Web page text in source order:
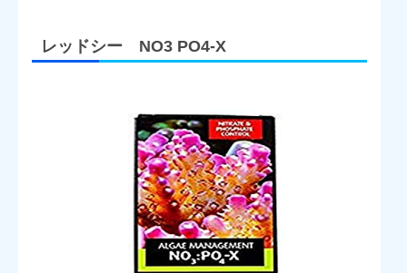
レッドシー NO3 PO4-X